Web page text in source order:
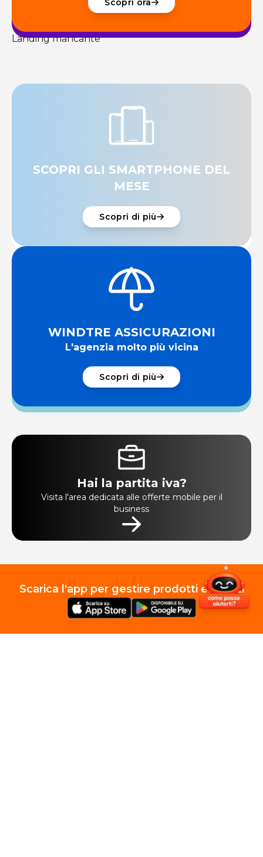
Scopri ora
Landing mancante
SCOPRI GLI SMARTPHONE DEL
MESE
Scopri di più
WINDTRE ASSICURAZIONI
L'agenzia molto più vicina
Scopri di più
Hai la partita iva?
Visita l'area dedicata alle offerte mobile per il
business
Scarica l'app per gestire prodotti e servizi